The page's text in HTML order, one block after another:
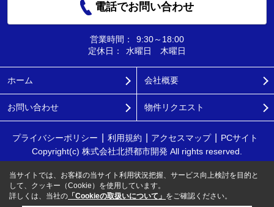
電話でお問い合わせ
営業時間：
9:30～18:00
定休日：
水曜日 木曜日
ホーム 会社概要
お問い合わせ 物件リクエスト
プライバシーポリシー 利用規約 アクセスマップ
PCサイト
Copyright(c) 株式会社北摂都市開発 All rights reserved.
当サイトでは、お客様の当サイト利用状況把握、サービス向上検討を目的と
して、クッキー（Cookie）を使用しています。
詳しくは、当社の 「Cookieの取扱いについて」 をご確認ください。